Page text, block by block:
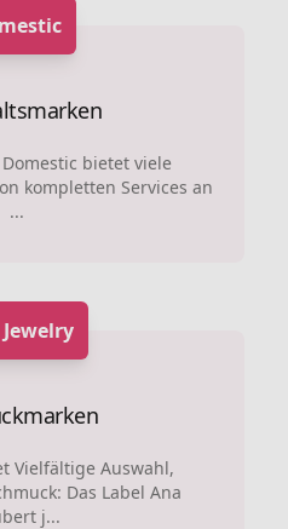
bietet viele
kompletten Services an
...
Vielfältige Auswahl,
Das Label Ana
j...